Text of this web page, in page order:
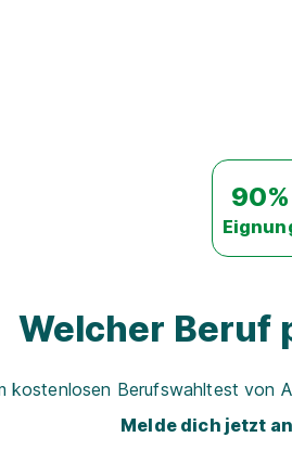
90%
Welcher Beruf
kostenlosen Berufswahltest von
Melde dich jetzt